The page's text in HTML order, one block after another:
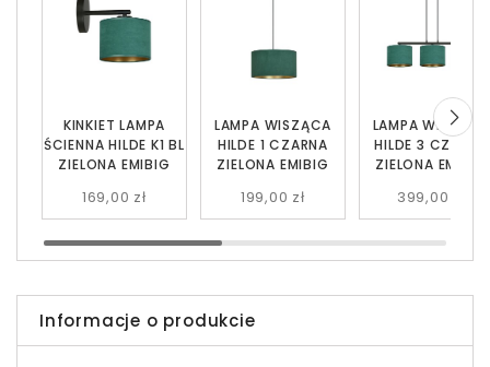
LAMPA WISZĄCA
HILDE 1 CZARNA
ZIELONA EMIBIG
199,00 zł
LAMPA WISZĄCA
HILDE 3 CZARNA
ZIELONA EMIBIG
399,00 zł
KINKIET LAMPA
ŚCIENNA HILDE K1 BL
ZIELONA EMIBIG
169,00 zł
Informacje o produkcie